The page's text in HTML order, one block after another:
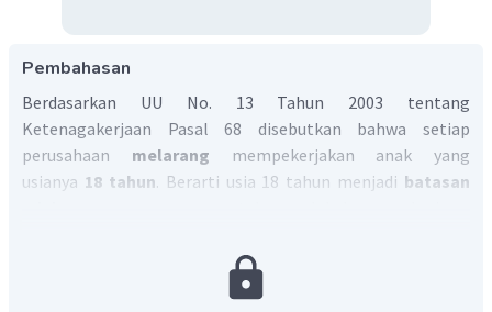
Pembahasan
Berdasarkan UU No. 13 Tahun 2003 tentang
Ketenagakerjaan Pasal 68 disebutkan bahwa setiap
perusahaan melarang mempekerjakan anak yang
usianya 18 tahun. Berarti usia 18 tahun menjadi batasan
usia 15 tahun hingga 64 tahun.
Jadi, jawaban yang sesuai adalah D.